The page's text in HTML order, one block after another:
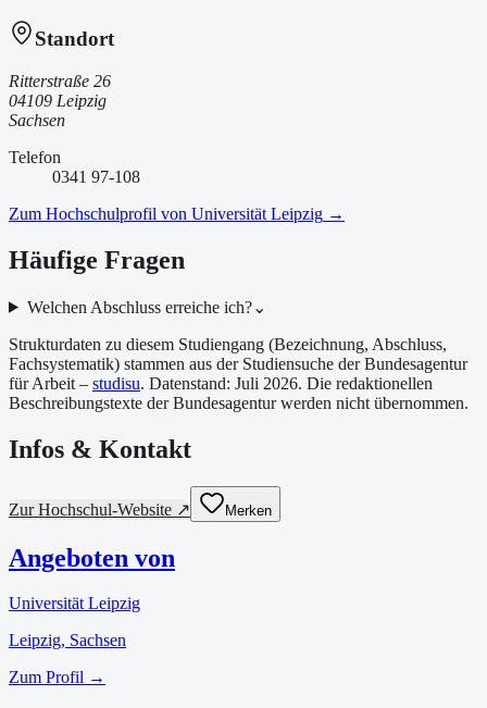
Standort
Ritterstraße 26
04109 Leipzig
Sachsen
Telefon
0341 97-108
Zum Hochschulprofil von Universität Leipzig →
Häufige Fragen
Welchen Abschluss erreiche ich?⌄
Strukturdaten zu diesem Studiengang (Bezeichnung, Abschluss,
Fachsystematik) stammen aus der Studiensuche der Bundesagentur
für Arbeit – studisu. Datenstand: Juli 2026. Die redaktionellen
Beschreibungstexte der Bundesagentur werden nicht übernommen.
Infos & Kontakt
Zur Hochschul-Website ↗ Merken
Angeboten von
Universität Leipzig
Leipzig, Sachsen
Zum Profil →